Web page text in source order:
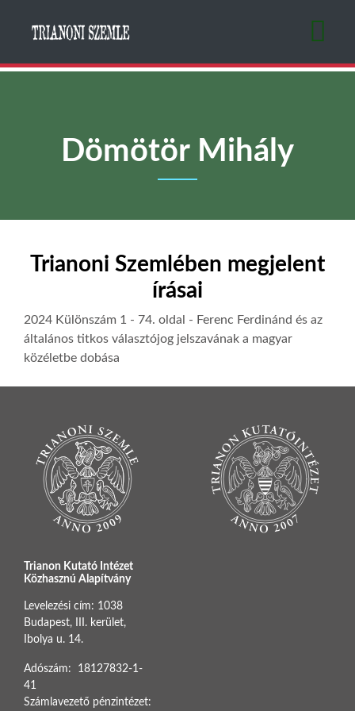
Dömötör Mihály
Trianoni Szemlében megjelent
írásai
2024 Különszám 1 - 74. oldal - Ferenc Ferdinánd és az
általános titkos választójog jelszavának a magyar
közéletbe dobása
Trianon Kutató Intézet
Közhasznú Alapítvány
Levelezési cím: 1038
Budapest, III. kerület,
Ibolya u. 14.
Adószám: 18127832-1-
41
Számlavezető pénzintézet: